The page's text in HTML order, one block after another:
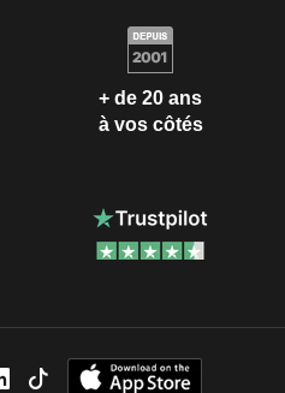
+ de 20 ans
à vos côtés